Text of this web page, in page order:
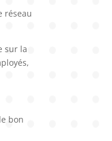
réseau
sur la
bon